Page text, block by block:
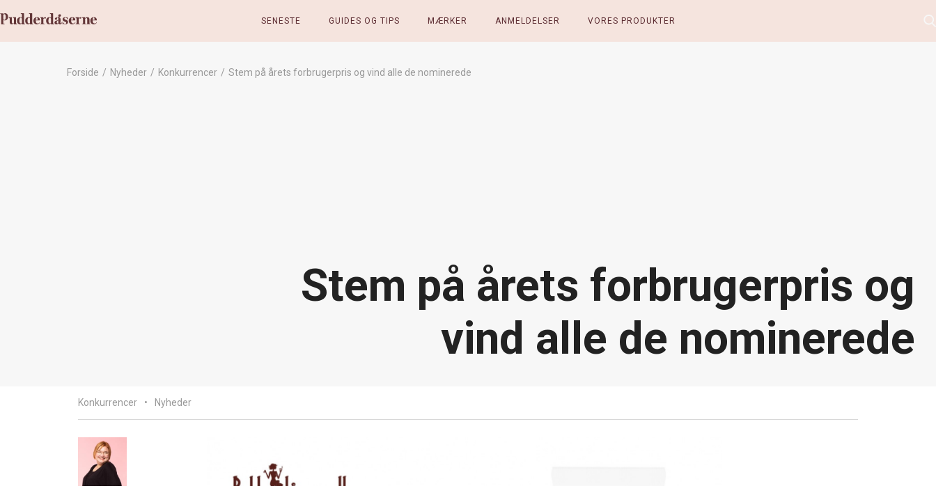
SENESTE GUIDES OG TIPS MÆRKER ANMELDELSER VORES PRODUKTER
Forside / Nyheder / Konkurrencer / Stem på årets forbrugerpris og vind alle de nominerede
Stem på årets forbrugerpris og
vind alle de nominerede
Konkurrencer Nyheder